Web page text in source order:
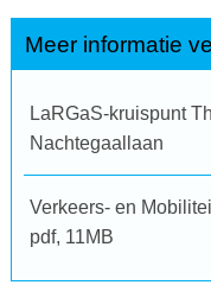
Meer informatie
LaRGaS-kruispunt
Nachtegaallaan
Verkeers- en
pdf, 11MB